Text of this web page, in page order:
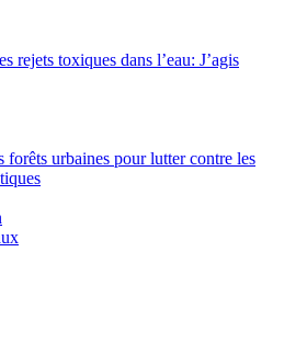
rejets toxiques dans l’eau: J’agis
forêts urbaines pour lutter contre les